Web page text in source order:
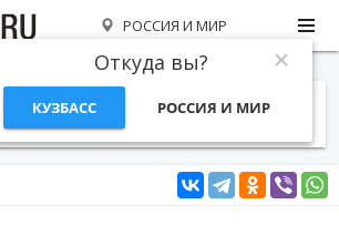
РОССИЯ И МИР
Откуда вы?
КУЗБАСС РОССИЯ И МИР
СТАТЬИ ТЕМЫ ФОТО